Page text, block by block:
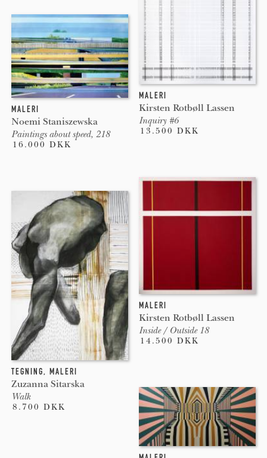
MALERI
Noemi Staniszewska
Paintings about speed, 218
16.000 DKK
TEGNING, MALERI
Zuzanna Sitarska
Walk
8.700 DKK
MALERI
Kirsten Rotbøll Lassen
Inquiry #6
13.500 DKK
MALERI
Kirsten Rotbøll Lassen
Inside / Outside 18
14.500 DKK